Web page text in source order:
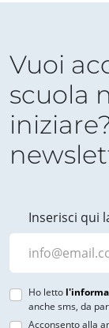
Vuoi
scuola
Inserisci qui
Ho letto
anche sms, da
Acconsento alla